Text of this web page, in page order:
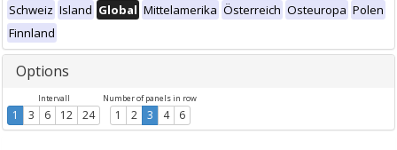
Schweiz Island Global Mittelamerika Österreich Osteuropa Polen
Finnland
Options
Intervall
1 3 6 12 24
Number of panels in row
1 2 3 4 6